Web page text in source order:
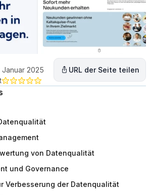
2025
URL der Seite teilen
von Datenqualität
und Governance
Verbesserung der Datenqualität